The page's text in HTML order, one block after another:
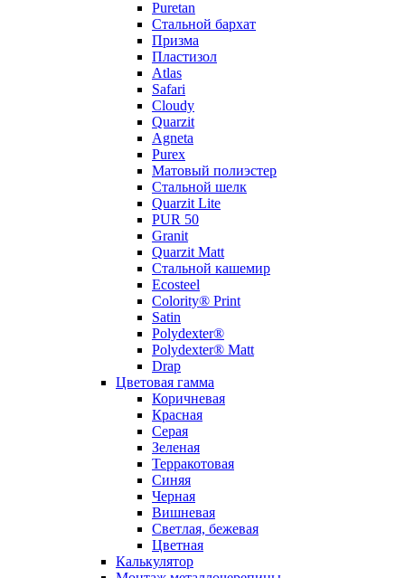
Puretan
Стальной бархат
Призма
Пластизол
Atlas
Safari
Cloudy
Quarzit
Agneta
Purex
Матовый полиэстер
Стальной шелк
Quarzit Lite
PUR 50
Granit
Quarzit Matt
Стальной кашемир
Ecosteel
Colority® Print
Satin
Polydexter®
Polydexter® Matt
Drap
Цветовая гамма
Коричневая
Красная
Серая
Зеленая
Терракотовая
Синяя
Черная
Вишневая
Светлая, бежевая
Цветная
Калькулятор